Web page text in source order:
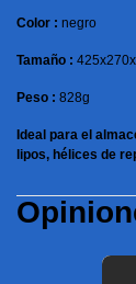
Color : negro
Tamaño :
Peso : 828g
Ideal para el
lipos, hélices de